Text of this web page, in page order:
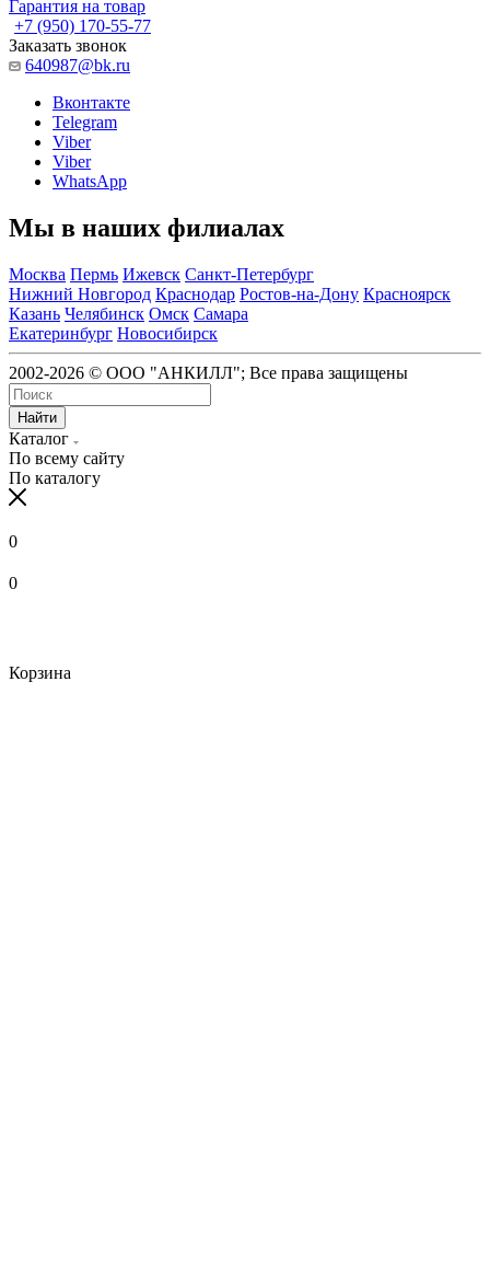
Гарантия на товар
+7 (950) 170-55-77
Заказать звонок
640987@bk.ru
Вконтакте
Telegram
Viber
Viber
WhatsApp
Мы в наших филиалах
Москва Пермь Ижевск Санкт-Петербург
Нижний Новгород Краснодар Ростов-на-Дону Красноярск
Казань Челябинск Омск Самара
Екатеринбург Новосибирск
2002-2026 © ООО "АНКИЛЛ"; Все права защищены
Найти
Каталог
По всему сайту
По каталогу
0
0
Корзина